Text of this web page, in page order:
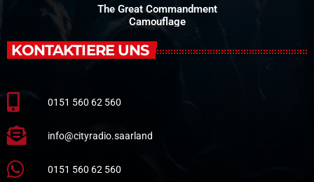
The Great Commandment
Camouflage
KONTAKTIERE UNS
0151 560 62 560
info@cityradio.saarland
0151 560 62 560